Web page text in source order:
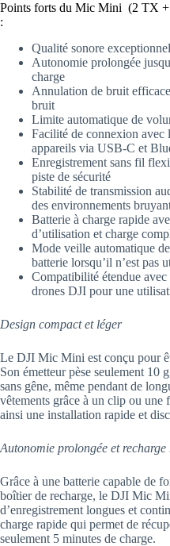
Points forts du Mic Mini (2 TX
:
Qualité sonore
Autonomie prolongée
charge
Annulation de bruit
bruit
Limite automatique de
Facilité de connexion avec
appareils via USB-C et
Enregistrement sans fil
piste de sécurité
Stabilité de transmission
des environnements
Batterie à charge rapide
d’utilisation et charge
Mode veille automatique
batterie lorsqu’il n’est pas
Compatibilité étendue avec
drones DJI pour une
Design compact et léger
Le DJI Mic Mini est conçu pour
Son émetteur pèse seulement 10
sans gêne, même pendant de
vêtements grâce à un clip ou une
ainsi une installation rapide et
Autonomie prolongée et recharge
Grâce à une batterie capable de
boîtier de recharge, le DJI Mic
d’enregistrement longues et
charge rapide qui permet de
seulement 5 minutes de charge.